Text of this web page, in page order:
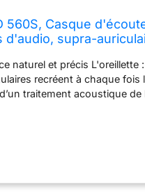
560S, Casque
d'audio, supra-
naturel et précis L'oreillette
recréent à chaque fois
traitement acoustique
des basses rapide et
gratifiante
mm, adaptateur 6,3 à 3,5
faible, même à un
et coussinets d'oreille en